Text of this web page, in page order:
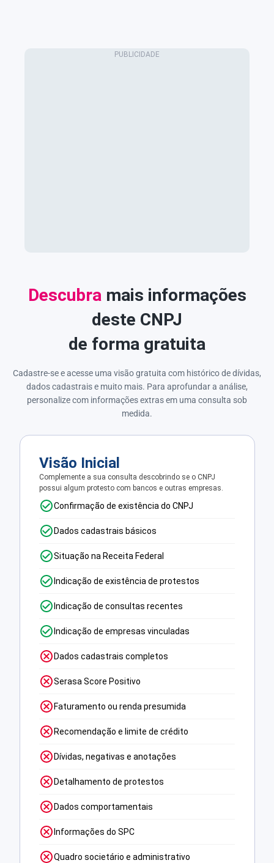
Descubra mais informações
deste CNPJ
de forma gratuita
Cadastre-se e acesse uma visão gratuita com histórico de dívidas,
dados cadastrais e muito mais. Para aprofundar a análise,
personalize com informações extras em uma consulta sob
medida.
Visão Inicial
Complemente a sua consulta descobrindo se o CNPJ
possui algum protesto com bancos e outras empresas.
Confirmação de existência do CNPJ
Dados cadastrais básicos
Situação na Receita Federal
Indicação de existência de protestos
Indicação de consultas recentes
Indicação de empresas vinculadas
Dados cadastrais completos
Serasa Score Positivo
Faturamento ou renda presumida
Recomendação e limite de crédito
Dívidas, negativas e anotações
Detalhamento de protestos
Dados comportamentais
Informações do SPC
Quadro societário e administrativo